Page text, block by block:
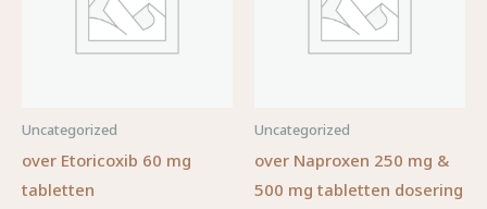
Uncategorized
over Etoricoxib 60 mg
tabletten
Uncategorized
over Naproxen 250 mg &
500 mg tabletten dosering